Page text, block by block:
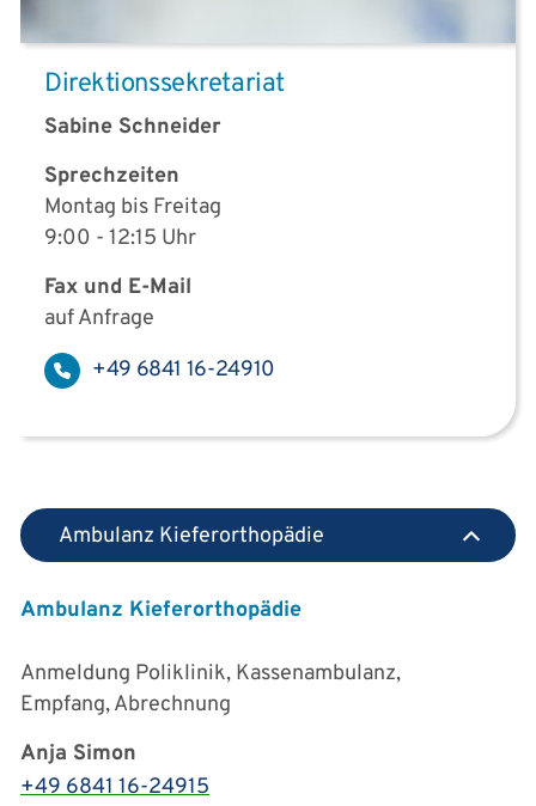
Direktionssekretariat
Sabine Schneider
Sprechzeiten
Montag bis Freitag
9:00 - 12:15 Uhr
Fax und E-Mail
auf Anfrage
+49 6841 16-24910
Ambulanz Kieferorthopädie
Ambulanz Kieferorthopädie
Anmeldung Poliklinik, Kassenambulanz,
Empfang, Abrechnung
Anja Simon
+49 6841 16-24915